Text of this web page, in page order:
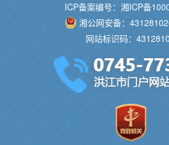
ICP备案编号：湘ICP备
湘公网安备：
网站标识码：